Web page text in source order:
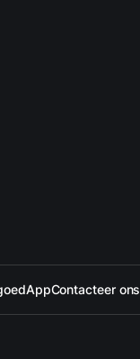
Contacteer ons